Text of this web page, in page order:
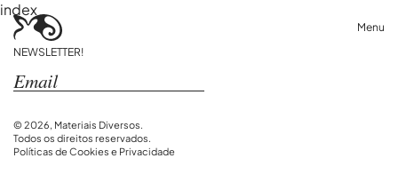
Menu
index
NEWSLETTER!
© 2026, Materiais Diversos.
Todos os direitos reservados.
Políticas de Cookies e Privacidade